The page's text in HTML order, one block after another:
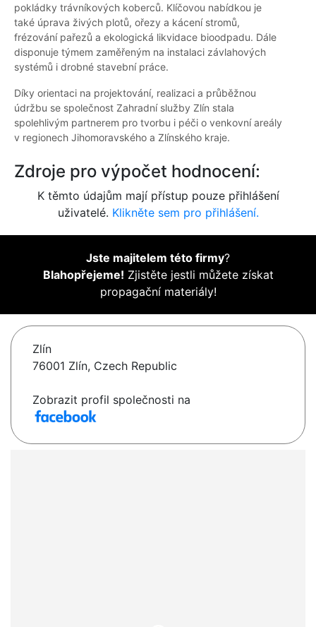
pokládky trávníkových koberců. Klíčovou nabídkou je
také úprava živých plotů, ořezy a kácení stromů,
frézování pařezů a ekologická likvidace bioodpadu. Dále
disponuje týmem zaměřeným na instalaci závlahových
systémů i drobné stavební práce.
Díky orientaci na projektování, realizaci a průběžnou
údržbu se společnost Zahradní služby Zlín stala
spolehlivým partnerem pro tvorbu i péči o venkovní areály
v regionech Jihomoravského a Zlínského kraje.
Zdroje pro výpočet hodnocení:
K těmto údajům mají přístup pouze přihlášení
uživatelé. Klikněte sem pro přihlášení.
Jste majitelem této firmy?
Blahopřejeme! Zjistěte jestli můžete získat
propagační materiály!
Zlín
76001 Zlín, Czech Republic
Zobrazit profil společnosti na